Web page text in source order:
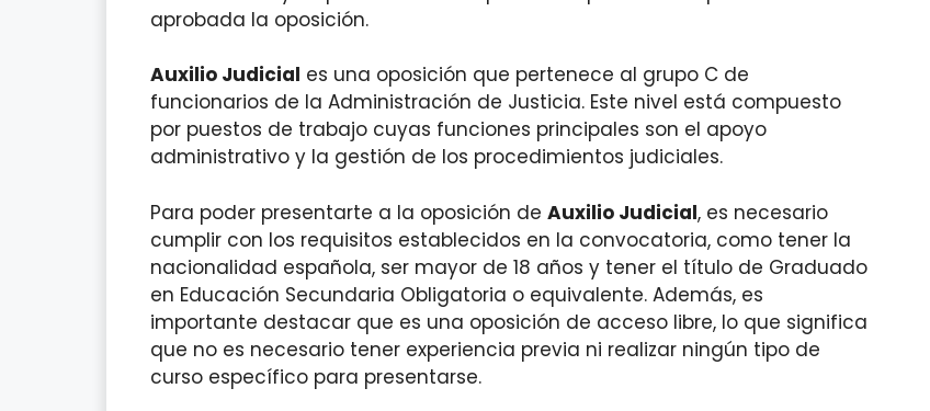
aprobada la oposición.
Auxilio Judicial es una oposición que pertenece al grupo C de
funcionarios de la Administración de Justicia. Este nivel está compuesto
por puestos de trabajo cuyas funciones principales son el apoyo
administrativo y la gestión de los procedimientos judiciales.
Para poder presentarte a la oposición de Auxilio Judicial, es necesario
cumplir con los requisitos establecidos en la convocatoria, como tener la
nacionalidad española, ser mayor de 18 años y tener el título de Graduado
en Educación Secundaria Obligatoria o equivalente. Además, es
importante destacar que es una oposición de acceso libre, lo que significa
que no es necesario tener experiencia previa ni realizar ningún tipo de
curso específico para presentarse.